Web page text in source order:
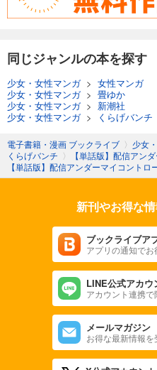
同じジャンルの本を探す
少女・女性マンガ> 女性マンガ
少女・女性マンガ> 畳ゆか
少女・女性マンガ> 新潮社
少女・女性マンガ> くらげバンチ
電子書籍・漫画 ブックライブ 〉 少女
くらげバンチ 〉 【単話版】配信アン
【単話版】配信アンダーマイコント
新刊やお得な
ブックライブア
アプリの通知でお
LINE公式アカウ
アカウント連携で
メールマガジン
お得な最新情報を